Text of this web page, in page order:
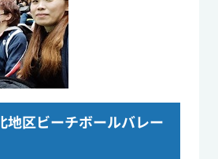
地区ビーチボールバレー